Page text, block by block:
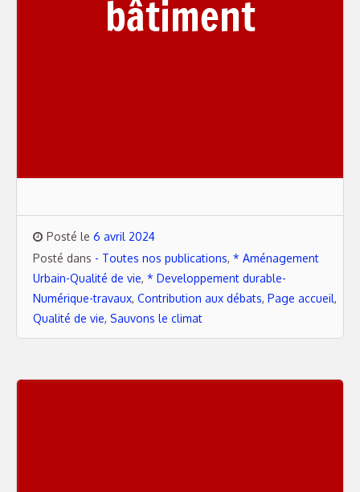
bâtiment
Posté le 6 avril 2024
Posté dans - Toutes nos publications, * Aménagement
Urbain-Qualité de vie, * Developpement durable-
Numérique-travaux, Contribution aux débats, Page accueil,
Qualité de vie, Sauvons le climat